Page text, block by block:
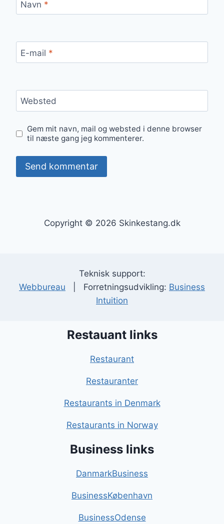
Navn *
E-mail *
Websted
Gem mit navn, mail og websted i denne browser
til næste gang jeg kommenterer.
Copyright © 2026 Skinkestang.dk
Teknisk support:
Webbureau | Forretningsudvikling: Business
Intuition
Restauant links
Restaurant
Restauranter
Restaurants in Denmark
Restaurants in Norway
Business links
DanmarkBusiness
BusinessKøbenhavn
BusinessOdense